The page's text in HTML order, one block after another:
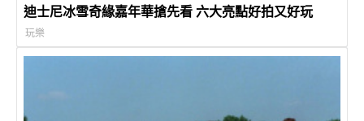
迪士尼冰雪奇緣嘉年華搶先看 六大亮點好拍又好玩
玩樂